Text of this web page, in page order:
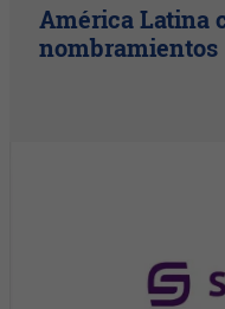
América Latina
nombramientos